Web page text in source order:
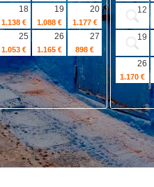
18
1.138 €
19
1.088 €
20
1.177 €
25
1.053 €
26
1.165 €
27
898 €
12
19
26
1.170 €